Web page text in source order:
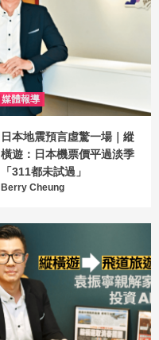
媒體報導
日本地震預言虛驚一場｜縱
橫遊：日本機票價平過淡季
「311都未試過」
Berry Cheung